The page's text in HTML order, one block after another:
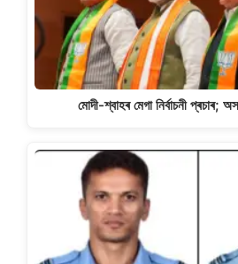
মোদী-শ্বাহৰ মেগা নিৰ্বাচনী প্ৰচাৰ;